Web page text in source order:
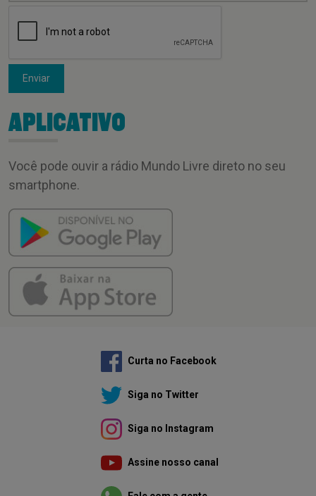
Enviar
APLICATIVO
Você pode ouvir a rádio Mundo Livre direto no seu
smartphone.
Curta no Facebook
Siga no Twitter
Siga no Instagram
Assine nosso canal